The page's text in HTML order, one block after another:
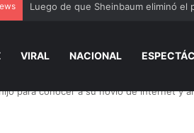
Luego de que Sheinbaum eliminó
VIRAL NACIONAL
para conocer a su novio de internet y